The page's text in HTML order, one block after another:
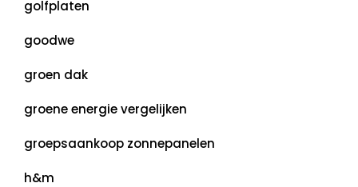
golfplaten
goodwe
groen dak
groene energie vergelijken
groepsaankoop zonnepanelen
h&m